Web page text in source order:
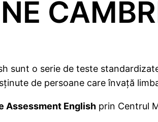
sunt o serie de teste
de persoane care învață
Assessment English prin Centrul